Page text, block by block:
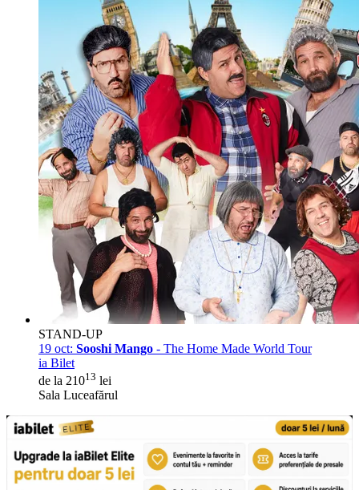
STAND-UP
19 oct: Sooshi Mango - The Home Made World Tour
ia Bilet
de la 21013 lei
Sala Luceafărul